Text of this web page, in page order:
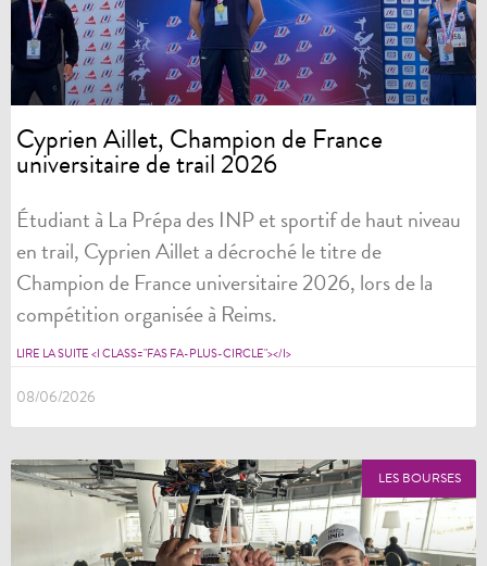
Cyprien Aillet, Champion de France
universitaire de trail 2026
Étudiant à La Prépa des INP et sportif de haut niveau
en trail, Cyprien Aillet a décroché le titre de
Champion de France universitaire 2026, lors de la
compétition organisée à Reims.
LIRE LA SUITE <I CLASS="FAS FA-PLUS-CIRCLE"></I>
08/06/2026
LES BOURSES